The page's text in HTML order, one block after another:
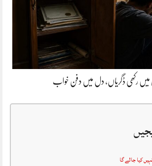
میں رکھی ڈگریاں، دل میں دفن خواب
کیا جائے گا